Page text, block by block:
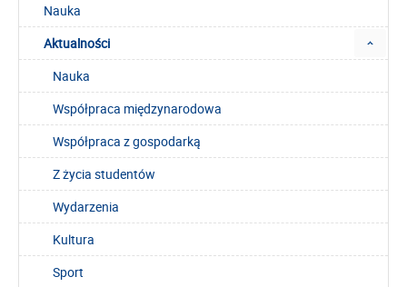
Nauka
Aktualności
Nauka
Współpraca międzynarodowa
Współpraca z gospodarką
Z życia studentów
Wydarzenia
Kultura
Sport